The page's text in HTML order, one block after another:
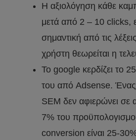
Η αξιολόγηση κάθε
μετά από 2 – 10 clicks,
σημαντική από τις
χρήστη θεωρείται η
Το google κερδίζει το
του από Adsense.
SEM δεν αφιερώνει
7% του
conversion είναι 25-